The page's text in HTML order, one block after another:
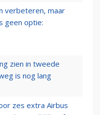
verbeteren, maar
geen optie:
zien in tweede
is nog lang
zes extra Airbus